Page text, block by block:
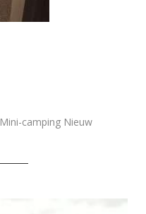
camping Nieuw